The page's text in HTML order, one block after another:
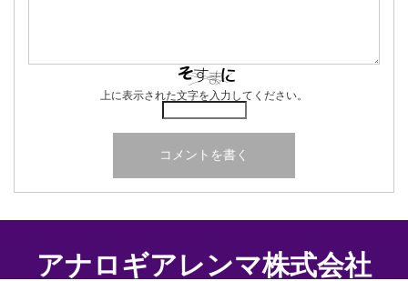
上に表示された文字を入力してください。
アナロギアレンマ株式会社